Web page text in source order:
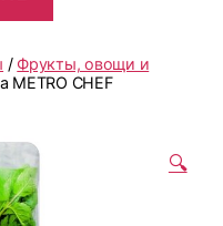
/ Фрукты, овощи и
METRO CHEF
🔍